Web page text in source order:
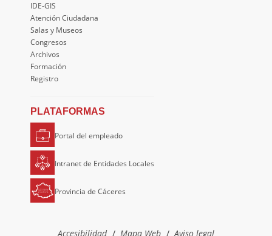
IDE-GIS
Atención Ciudadana
Salas y Museos
Congresos
Archivos
Formación
Registro
PLATAFORMAS
Portal del empleado
Intranet de Entidades Locales
Provincia de Cáceres
Accesibilidad Mapa Web
Aviso legal